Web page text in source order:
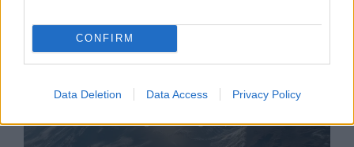
CONFIRM
Data Deletion Data Access Privacy Policy